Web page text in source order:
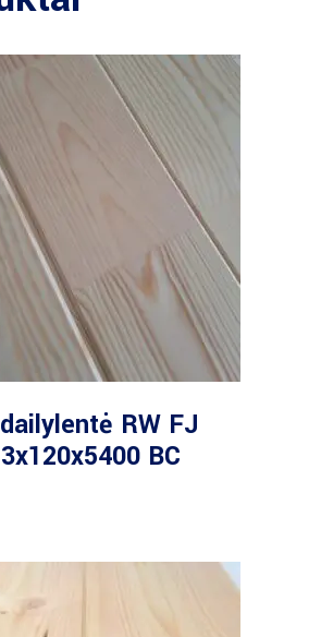
Daugiau RW FJ
BC